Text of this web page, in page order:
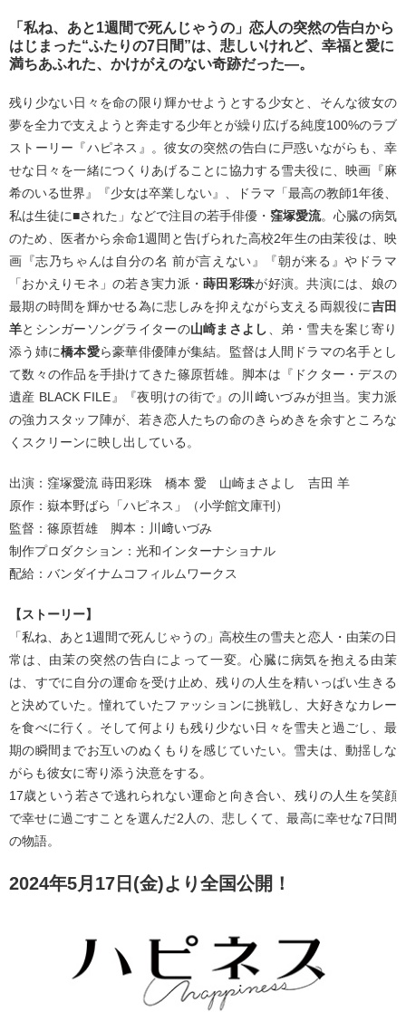
「私ね、あと1週間で死んじゃうの」恋人の突然の告白から
はじまった“ふたりの7日間”は、悲しいけれど、幸福と愛に
満ちあふれた、かけがえのない奇跡だった—。
残り少ない日々を命の限り輝かせようとする少女と、そんな彼女の
夢を全力で支えようと奔走する少年とが繰り広げる純度100%のラブ
ストーリー『ハピネス』。彼女の突然の告白に戸惑いながらも、幸
せな日々を一緒につくりあげることに協力する雪夫役に、映画『麻
希のいる世界』『少女は卒業しない』、ドラマ「最高の教師1年後、
私は生徒に■された」などで注目の若手俳優・ 窪塚愛流。心臓の病気
のため、医者から余命1週間と告げられた高校2年生の由茉役は、映
画『志乃ちゃんは自分の名 前が言えない』『朝が来る』やドラマ
「おかえりモネ」の若き実力派・蒔田彩珠が好演。共演には、娘の
最期の時間を輝かせる為に悲しみを抑えながら支える両親役に吉田
羊とシンガーソングライターの山崎まさよし 、弟・雪夫を案じ寄り
添う姉に橋本愛ら豪華俳優陣が集結。監督は人間ドラマの名手とし
て数々の作品を手掛けてきた篠原哲雄。脚本は『ドクター・デスの
遺産 BLACK FILE』『夜明けの街で』の川﨑いづみが担当。実力派
の強力スタッフ陣が、若き恋人たちの命のきらめきを余すところな
くスクリーンに映し出している。
出演：窪塚愛流 蒔田彩珠 橋本 愛 山崎まさよし 吉田 羊
原作：嶽本野ばら「ハピネス」（小学館文庫刊）
監督：篠原哲雄 脚本：川﨑いづみ
制作プロダクション：光和インターナショナル
配給：バンダイナムコフィルムワークス
【ストーリー】
「私ね、あと1週間で死んじゃうの」高校生の雪夫と恋人・由茉の日
常は、由茉の突然の告白によって一変。心臓に病気を抱える由茉
は、すでに自分の運命を受け止め、残りの人生を精いっぱい生きる
と決めていた。憧れていたファッションに挑戦し、大好きなカレー
を食べに行く。そして何よりも残り少ない日々を雪夫と過ごし、最
期の瞬間までお互いのぬくもりを感じていたい。雪夫は、動揺しな
がらも彼女に寄り添う決意をする。
17歳という若さで逃れられない運命と向き合い、残りの人生を笑顔
で幸せに過ごすことを選んだ2人の、悲しくて、最高に幸せな7日間
の物語。
2024年5月17日(金)より全国公開！